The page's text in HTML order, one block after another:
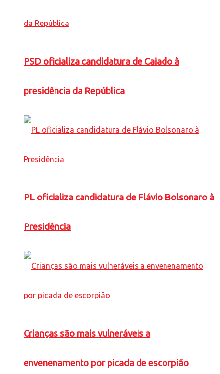
PSD oficializa candidatura de Caiado à
presidência da República
PL oficializa candidatura de Flávio Bolsonaro à
Presidência
Crianças são mais vulneráveis a
envenenamento por picada de escorpião